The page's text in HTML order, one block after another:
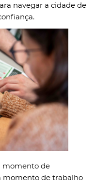
navegar a cidade de
momento de
momento de trabalho